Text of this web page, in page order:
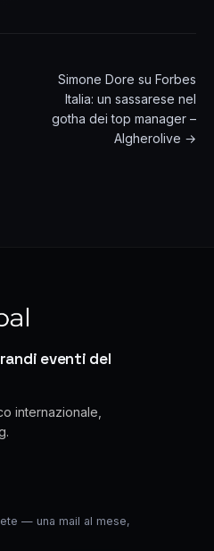
Simone Dore su Forbes
Italia: un sassarese nel
gotha dei top manager –
Algherolive →
eventi del
internazionale,
— una mail al mese,